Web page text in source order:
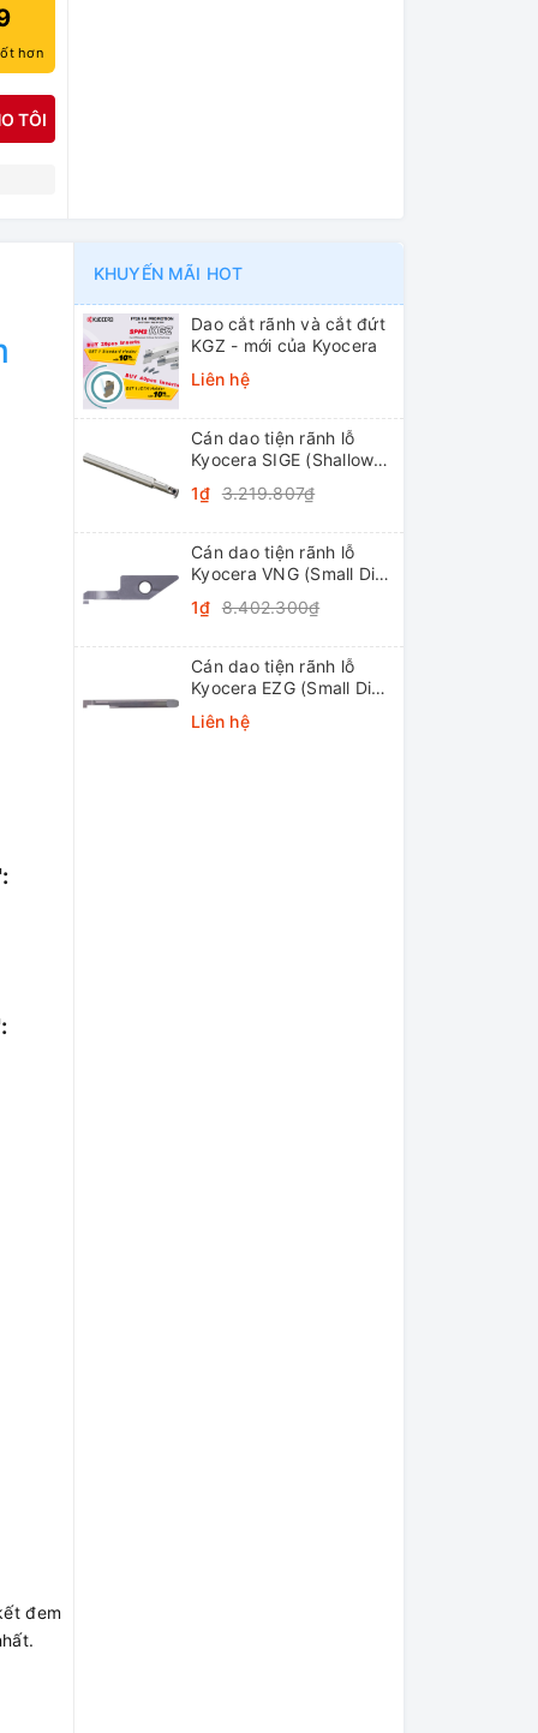
hơn
TÔI
đem
KHUYẾN MÃI HOT
Dao cắt rãnh và cắt đứt
KGZ - mới của Kyocera
Liên hệ
Cán dao tiện rãnh lỗ
Kyocera SIGE (Shallow
1₫ 3.219.807₫
Cán dao tiện rãnh lỗ
Kyocera VNG (Small Dia.
System Tip-Bars)
1₫ 8.402.300₫
Cán dao tiện rãnh lỗ
Kyocera EZG (Small Dia.
Bars)
Liên hệ